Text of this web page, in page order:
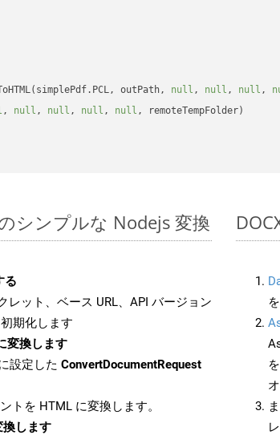
outPath, null , null , null ,
, null , null , null , null , remoteTempFolder)
シンプルな Nodejs 変換
る
レット、ベース URL、API バージョン
期化します
変換します
設定した ConvertDocumentRequest
トを HTML に変換します。
換します